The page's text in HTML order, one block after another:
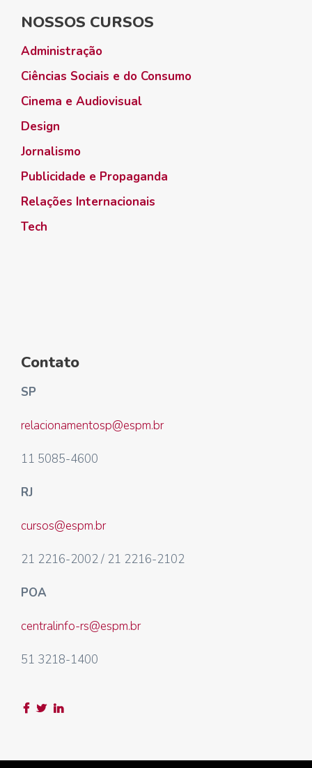
NOSSOS CURSOS
Administração
Ciências Sociais e do Consumo
Cinema e Audiovisual
Design
Jornalismo
Publicidade e Propaganda
Relações Internacionais
Tech
Contato
SP
relacionamentosp@espm.br
11 5085-4600
RJ
cursos@espm.br
21 2216-2002 / 21 2216-2102
POA
centralinfo-rs@espm.br
51 3218-1400